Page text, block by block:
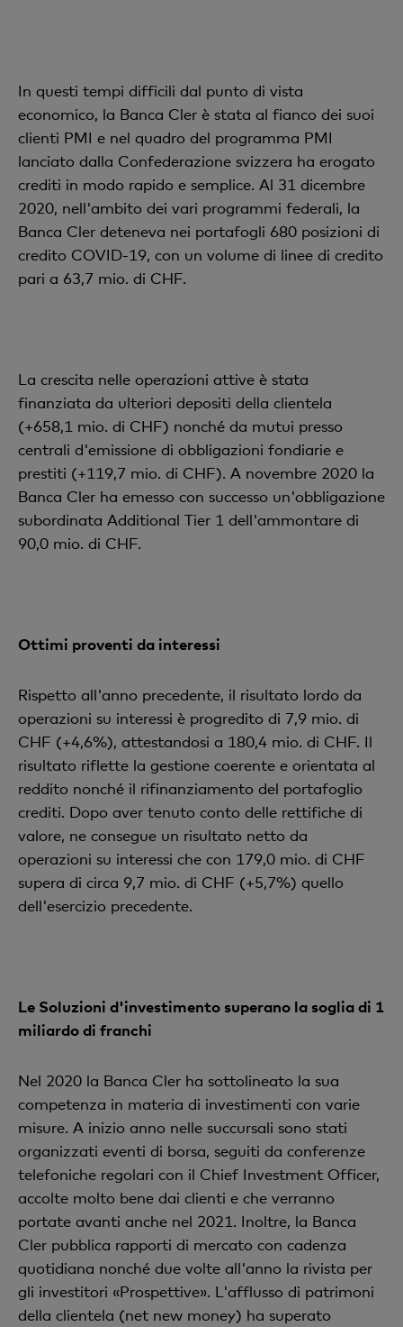
In questi tempi difficili dal punto di vista
economico, la Banca Cler è stata al fianco dei suoi
clienti PMI e nel quadro del programma PMI
lanciato dalla Confederazione svizzera ha erogato
crediti in modo rapido e semplice. Al 31 dicembre
2020, nell'ambito dei vari programmi federali, la
Banca Cler deteneva nei portafogli 680 posizioni di
credito COVID-19, con un volume di linee di credito
pari a 63,7 mio. di CHF.
La crescita nelle operazioni attive è stata
finanziata da ulteriori depositi della clientela
(+658,1 mio. di CHF) nonché da mutui presso
centrali d'emissione di obbligazioni fondiarie e
prestiti (+119,7 mio. di CHF). A novembre 2020 la
Banca Cler ha emesso con successo un'obbligazione
subordinata Additional Tier 1 dell'ammontare di
90,0 mio. di CHF.
Ottimi proventi da interessi
Rispetto all'anno precedente, il risultato lordo da
operazioni su interessi è progredito di 7,9 mio. di
CHF (+4,6%), attestandosi a 180,4 mio. di CHF. Il
risultato riflette la gestione coerente e orientata al
reddito nonché il rifinanziamento del portafoglio
crediti. Dopo aver tenuto conto delle rettifiche di
valore, ne consegue un risultato netto da
operazioni su interessi che con 179,0 mio. di CHF
supera di circa 9,7 mio. di CHF (+5,7%) quello
dell'esercizio precedente.
Le Soluzioni d'investimento superano la soglia di 1
miliardo di franchi
Nel 2020 la Banca Cler ha sottolineato la sua
competenza in materia di investimenti con varie
misure. A inizio anno nelle succursali sono stati
organizzati eventi di borsa, seguiti da conferenze
telefoniche regolari con il Chief Investment Officer,
accolte molto bene dai clienti e che verranno
portate avanti anche nel 2021. Inoltre, la Banca
Cler pubblica rapporti di mercato con cadenza
quotidiana nonché due volte all'anno la rivista per
gli investitori «Prospettive». L'afflusso di patrimoni
della clientela (net new money) ha superato